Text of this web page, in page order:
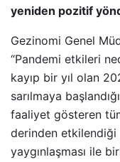
yeniden pozitif
Gezinomi Genel
“Pandemi etkileri
kayıp bir yıl olan
sarılmaya
faaliyet gösteren
derinden etkilendiği
yaygınlaşması ile